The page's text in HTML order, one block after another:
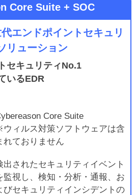
Core Suite + SOC
エンドポイントセキュリ
リューション
セキュリティNo.1
いるEDR
Core Suite
ィルス対策ソフトウェアは含
れておりません
出されたセキュリティイベント
監視し、検知・分析・通報、お
びセキュリティインシデントの